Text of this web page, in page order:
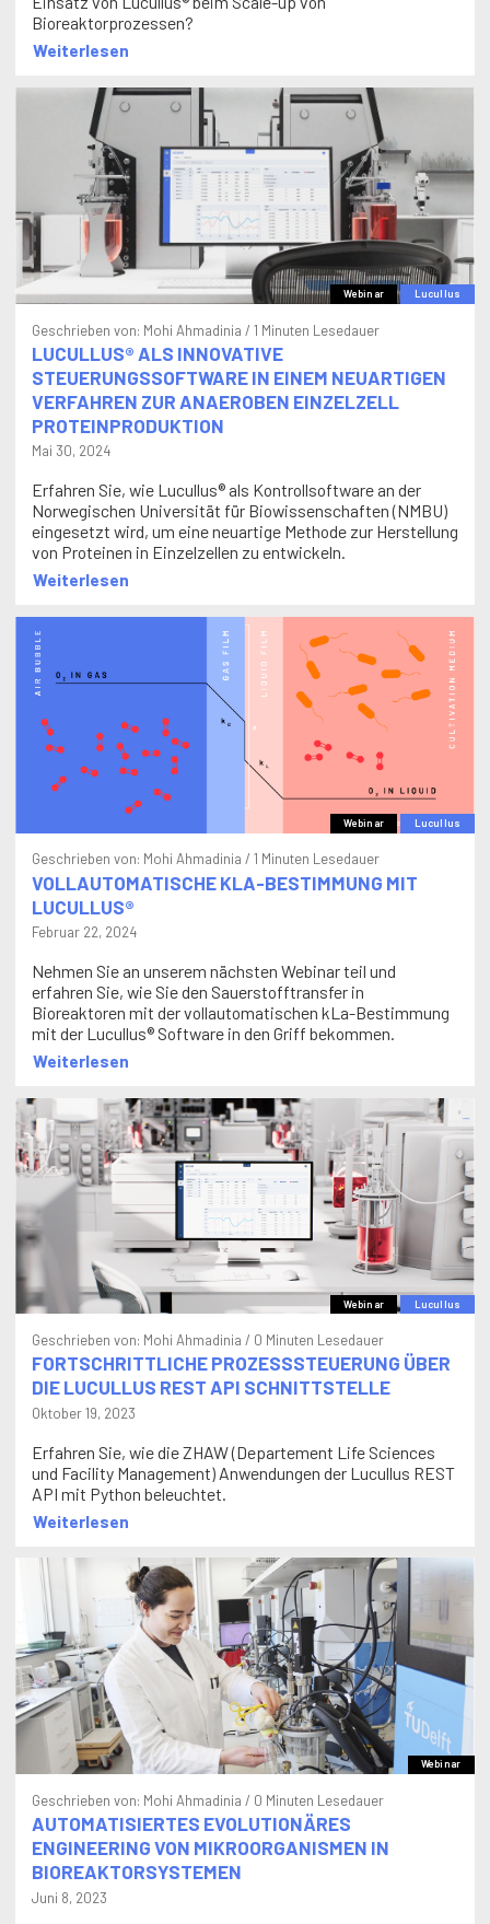
Bioreaktorprozessen?
Weiterlesen
Webinar Lucullus
Geschrieben von: Mohi Ahmadinia / 1 Minuten Lesedauer
LUCULLUS® ALS INNOVATIVE
STEUERUNGSSOFTWARE IN EINEM NEUARTIGEN
VERFAHREN ZUR ANAEROBEN EINZELZELL
PROTEINPRODUKTION
Mai 30, 2024
Erfahren Sie, wie Lucullus® als Kontrollsoftware an der
Norwegischen Universität für Biowissenschaften (NMBU)
eingesetzt wird, um eine neuartige Methode zur Herstellung
von Proteinen in Einzelzellen zu entwickeln.
Weiterlesen
Webinar Lucullus
Geschrieben von: Mohi Ahmadinia / 1 Minuten Lesedauer
VOLLAUTOMATISCHE KLA-BESTIMMUNG MIT
LUCULLUS®
Februar 22, 2024
Nehmen Sie an unserem nächsten Webinar teil und
erfahren Sie, wie Sie den Sauerstofftransfer in
Bioreaktoren mit der vollautomatischen kLa-Bestimmung
mit der Lucullus® Software in den Griff bekommen.
Weiterlesen
Webinar Lucullus
Geschrieben von: Mohi Ahmadinia / 0 Minuten Lesedauer
FORTSCHRITTLICHE PROZESSSTEUERUNG ÜBER
DIE LUCULLUS REST API SCHNITTSTELLE
Oktober 19, 2023
Erfahren Sie, wie die ZHAW (Departement Life Sciences
und Facility Management) Anwendungen der Lucullus REST
API mit Python beleuchtet.
Weiterlesen
Webinar
Geschrieben von: Mohi Ahmadinia / 0 Minuten Lesedauer
AUTOMATISIERTES EVOLUTIONÄRES
ENGINEERING VON MIKROORGANISMEN IN
BIOREAKTORSYSTEMEN
Juni 8, 2023